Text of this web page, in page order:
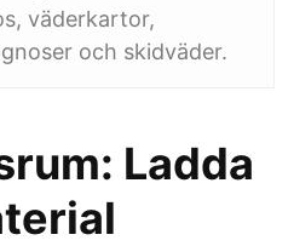
väderkartor,
och skidväder.
Ladda